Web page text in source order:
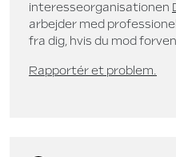
interesseorganisationen
arbejder med
fra dig, hvis du mod
Rapportér et problem.